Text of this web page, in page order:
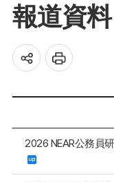
報道資料
2026 NEAR公務員